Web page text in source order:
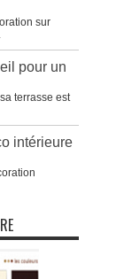
sur
pour un
terrasse est
intérieure